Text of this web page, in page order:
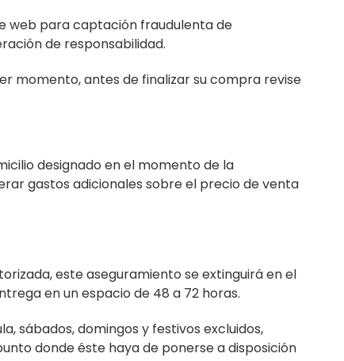
web para captación fraudulenta de
de responsabilidad.
momento, antes de finalizar su compra revise
designado en el momento de la
gastos adicionales sobre el precio de venta
este aseguramiento se extinguirá en el
en un espacio de 48 a 72 horas.
sábados, domingos y festivos excluidos,
donde éste haya de ponerse a disposición